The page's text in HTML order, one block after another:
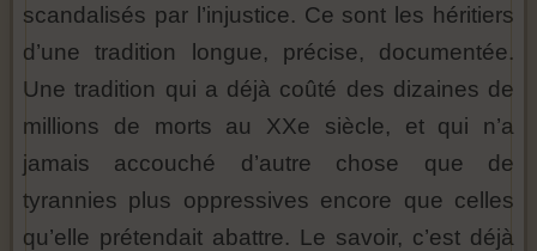
scandalisés par l’injustice. Ce sont les héritiers
d’une tradition longue, précise, documentée.
Une tradition qui a déjà coûté des dizaines de
millions de morts au XXe siècle, et qui n’a
jamais accouché d’autre chose que de
tyrannies plus oppressives encore que celles
qu’elle prétendait abattre. Le savoir, c’est déjà